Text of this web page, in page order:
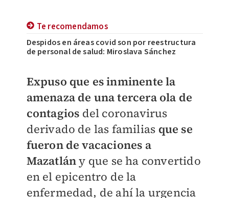
Te recomendamos
Despidos en áreas covid son por reestructura
de personal de salud: Miroslava Sánchez
Expuso que es inminente la
amenaza de una tercera ola de
contagios del coronavirus
derivado de las familias que se
fueron de vacaciones a
Mazatlány que se ha convertido
en el epicentro de la
enfermedad, de ahí la urgencia